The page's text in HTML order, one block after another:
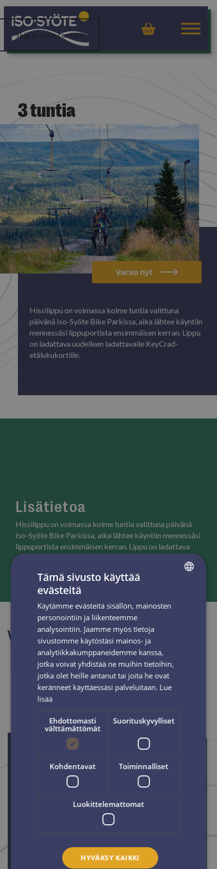
Skip to main content
3 tuntia
Hissilippu on voimassa kolme tuntia valittuna
päivänä Iso-Syöte Bike Parkissa, aika lähtee käyntiin
mennessäsi lippuportista ensimmäisen kerran. Lippu
on ladattava uudelleen ladattavalle KeyCrad-
etälukukortille.
Varaa nyt
Lisätietoa
Hissilippu on voimassa kolme tuntia valittuna päivänä
Iso-Syöte Bike Parkissa, aika lähtee käyntiin mennessäsi
lippuportista ensimmäisen kerran. Lippu on ladattava
uudelleen ladattavalle KeyCrad-etälukukortille.
Varaa nyt
ENGLISH
Tämä sivusto käyttää
evästeitä
Käytämme evästeitä sisällön, mainosten
personointiin ja liikenteemme
analysointiin. Jaamme myös tietoja
sivustomme käytöstäsi mainos- ja
analytiikkakumppaneidemme kanssa,
jotka voivat yhdistää ne muihin tietoihin,
jotka olet heille antanut tai joita he ovat
keränneet käyttäessäsi palveluitaan. Lue
lisää
Ehdottomasti
välttämättömät
Suorituskyvylliset
Kohdentavat Toiminnalliset
Luokittelemattomat
HYVÄKSY KAIKKI